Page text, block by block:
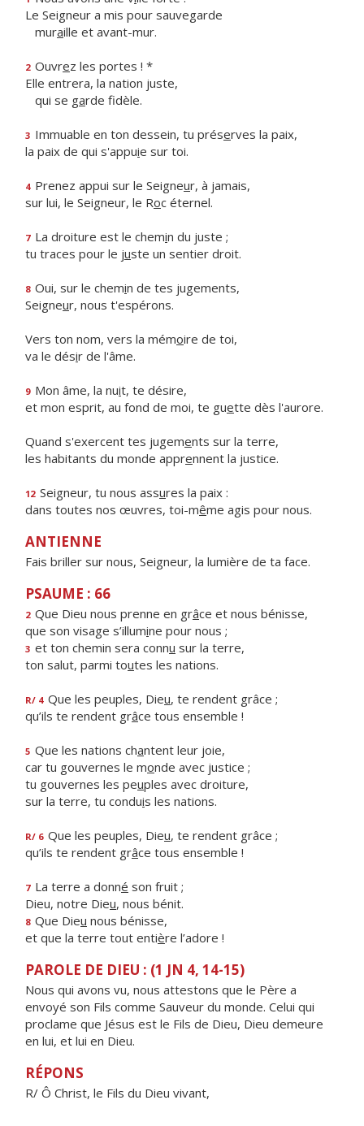
Le Seigneur a mis pour sauvegarde
muraille et avant-mur.
2 Ouvrez les portes ! *
Elle entrera, la nation juste,
qui se garde fidèle.
3 Immuable en ton dessein, tu préserves la paix,
la paix de qui s'appuie sur toi.
4 Prenez appui sur le Seigneur, à jamais,
sur lui, le Seigneur, le Roc éternel.
7 La droiture est le chemin du juste ;
tu traces pour le juste un sentier droit.
8 Oui, sur le chemin de tes jugements,
Seigneur, nous t'espérons.
Vers ton nom, vers la mémoire de toi,
va le désir de l'âme.
9 Mon âme, la nuit, te désire,
et mon esprit, au fond de moi, te guette dès l'aurore.
Quand s'exercent tes jugements sur la terre,
les habitants du monde apprennent la justice.
12 Seigneur, tu nous assures la paix :
dans toutes nos œuvres, toi-même agis pour nous.
ANTIENNE
Fais briller sur nous, Seigneur, la lumière de ta face.
PSAUME : 66
2 Que Dieu nous prenne en grâce et nous bénisse,
que son visage s’illumine pour nous ;
3 et ton chemin sera connu sur la terre,
ton salut, parmi toutes les nations.
R/ 4 Que les peuples, Dieu, te rendent grâce ;
qu’ils te rendent grâce tous ensemble !
5 Que les nations chantent leur joie,
car tu gouvernes le monde avec justice ;
tu gouvernes les peuples avec droiture,
sur la terre, tu conduis les nations.
R/ 6 Que les peuples, Dieu, te rendent grâce ;
qu’ils te rendent grâce tous ensemble !
7 La terre a donné son fruit ;
Dieu, notre Dieu, nous bénit.
8 Que Dieu nous bénisse,
et que la terre tout entière l’adore !
PAROLE DE DIEU : (1 JN 4, 14-15)
Nous qui avons vu, nous attestons que le Père a
envoyé son Fils comme Sauveur du monde. Celui qui
proclame que Jésus est le Fils de Dieu, Dieu demeure
en lui, et lui en Dieu.
RÉPONS
R/ Ô Christ, le Fils du Dieu vivant,